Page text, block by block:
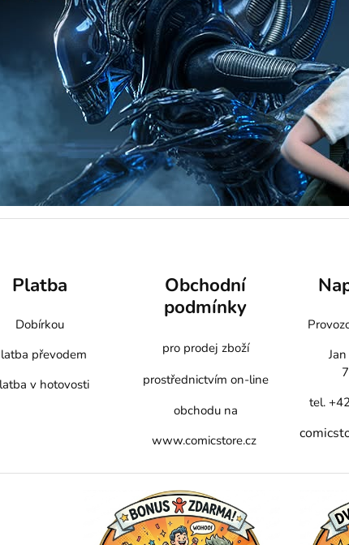
Platba
Dobírkou
převodem
v hotovosti
Obchodní
podmínky
pro prodej zboží
prostřednictvím on-line
obchodu na
www.comicstore.cz
tel.